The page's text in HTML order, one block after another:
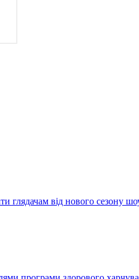
глядачам від нового сезону